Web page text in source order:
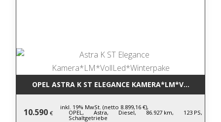
OPEL ASTRA K ST ELEGANCE
10.590 €
inkl. 19% MwSt. (netto 8.899,16 €),
OPEL, Astra, Diesel, 86.927 km, 123 PS,
Schaltgetriebe